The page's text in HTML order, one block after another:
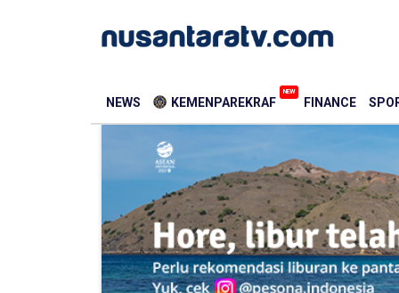
NEWS KEMENPAREKRAF
NEW
FINANCE